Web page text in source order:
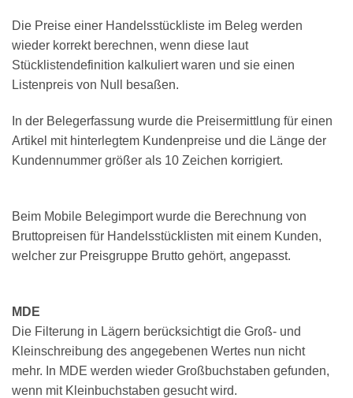
Die Preise einer Handelsstückliste im Beleg werden
wieder korrekt berechnen, wenn diese laut
Stücklistendefinition kalkuliert waren und sie einen
Listenpreis von Null besaßen.
In der Belegerfassung wurde die Preisermittlung für einen
Artikel mit hinterlegtem Kundenpreise und die Länge der
Kundennummer größer als 10 Zeichen korrigiert.
Beim Mobile Belegimport wurde die Berechnung von
Bruttopreisen für Handelsstücklisten mit einem Kunden,
welcher zur Preisgruppe Brutto gehört, angepasst.
MDE
Die Filterung in Lägern berücksichtigt die Groß- und
Kleinschreibung des angegebenen Wertes nun nicht
mehr. In MDE werden wieder Großbuchstaben gefunden,
wenn mit Kleinbuchstaben gesucht wird.